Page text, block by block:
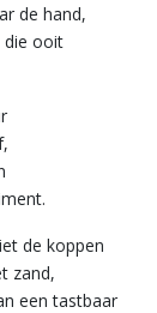
de hand,
die ooit
de koppen
zand,
een tastbaar